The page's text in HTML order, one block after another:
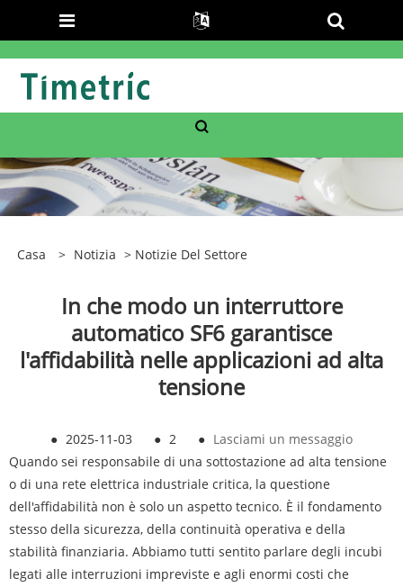
Casa > Notizia > Notizie Del Settore
In che modo un interruttore
automatico SF6 garantisce
l'affidabilità nelle applicazioni ad alta
tensione
● 2025-11-03 ● 2 ● Lasciami un messaggio
Quando sei responsabile di una sottostazione ad alta tensione
o di una rete elettrica industriale critica, la questione
dell'affidabilità non è solo un aspetto tecnico. È il fondamento
stesso della sicurezza, della continuità operativa e della
stabilità finanziaria. Abbiamo tutti sentito parlare degli incubi
legati alle interruzioni impreviste e agli enormi costi che